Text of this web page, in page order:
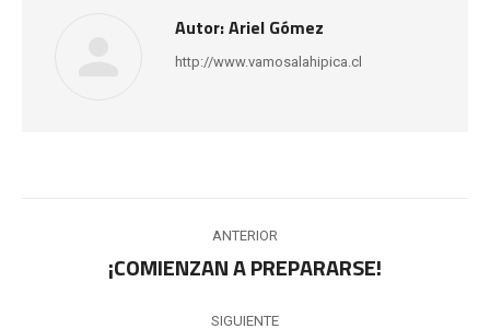
Autor:Ariel Gómez
http://www.vamosalahipica.cl
publicaciones
ANTERIOR
Publicación
¡COMIENZAN A PREPARARSE!
SIGUIENTE